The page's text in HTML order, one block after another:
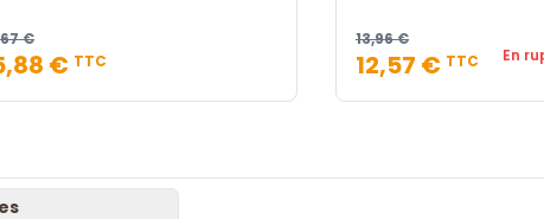
€
€ TTC
13,96 €
12,57 € TTC En